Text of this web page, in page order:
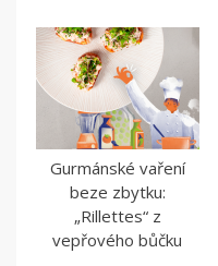
Gurmánské vaření
beze zbytku:
„Rillettes“ z
vepřového bůčku